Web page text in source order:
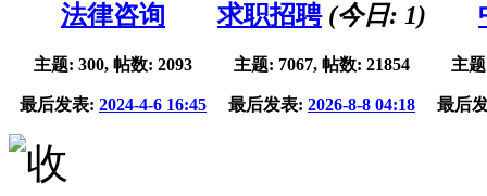
法律咨询
主题: 300, 帖数: 2093
最后发表: 2024-4-6 16:45
求职招聘(今日: 1)
主题: 7067, 帖数: 21854
最后发表: 2026-8-8 04:18
主
最后